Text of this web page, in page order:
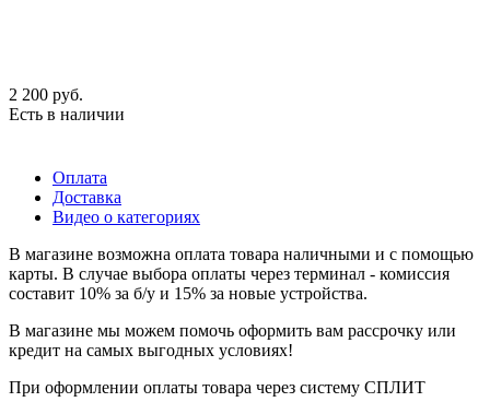
2 200 руб.
Есть в наличии
Оплата
Доставка
Видео о категориях
В магазине возможна оплата товара наличными и с помощью
карты. В случае выбора оплаты через терминал - комиссия
составит 10% за б/у и 15% за новые устройства.
В магазине мы можем помочь оформить вам рассрочку или
кредит на самых выгодных условиях!
При оформлении оплаты товара через систему СПЛИТ